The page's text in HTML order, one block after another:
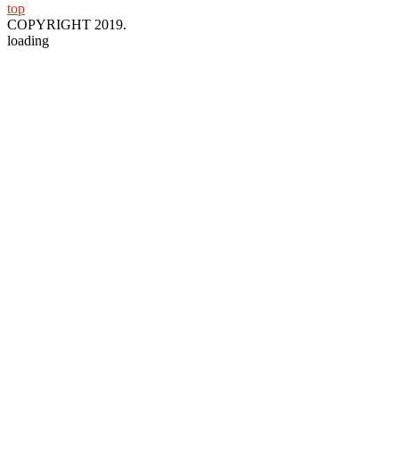
top
COPYRIGHT 2019.
loading